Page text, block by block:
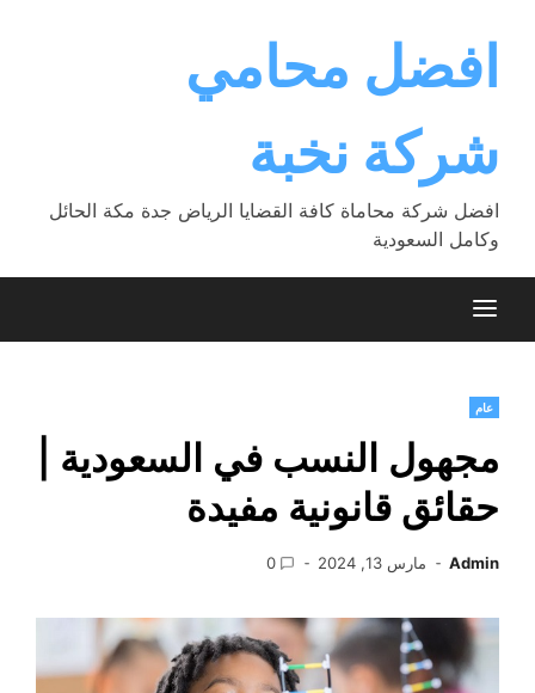
contentافضل محامي
شركة نخبة
افضل شركة محاماة كافة القضايا الرياض جدة مكة الحائل
وكامل السعودية
عام
مجهول النسب في السعودية |
حقائق قانونية مفيدة
Admin مارس 13, 2024 0